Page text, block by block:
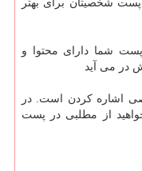
شخصیتان برای بهتر
شما دارای محتوا و
در می آید
اشاره کردن است. در
از مطلبی در پست